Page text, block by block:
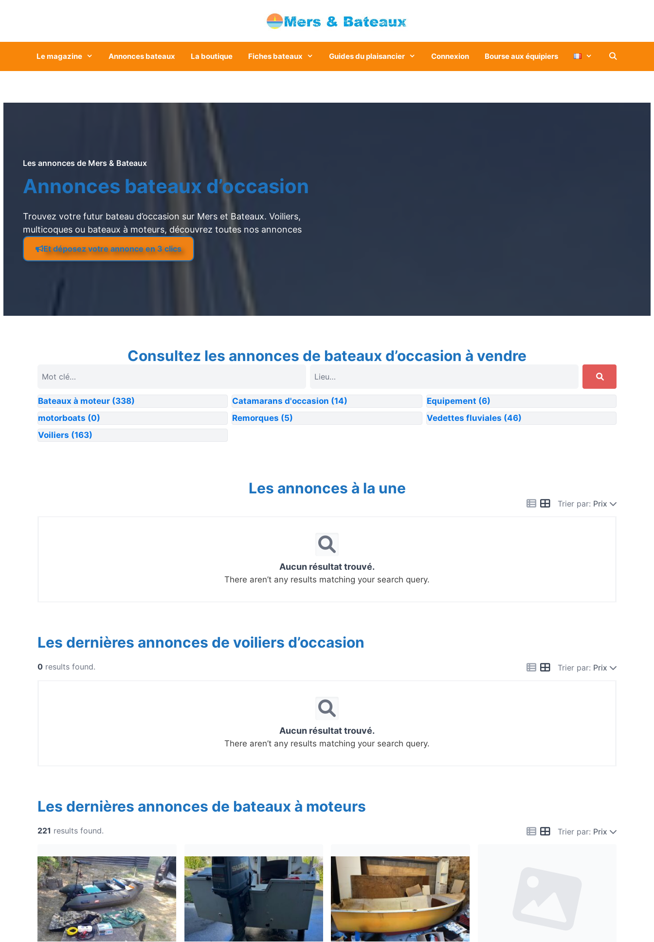
Le magazine Annonces bateaux La boutique Fiches bateaux Guides du plaisancier Connexion Bourse aux équipiers
Les annonces de Mers & Bateaux
Annonces bateaux d’occasion
Trouvez votre futur bateau d’occasion sur Mers et Bateaux. Voiliers,
multicoques ou bateaux à moteurs, découvrez toutes nos annonces
Et déposez votre annonce en 3 clics
Consultez les annonces de bateaux d’occasion à vendre
Bateaux à moteur (338) Catamarans d'occasion (14) Equipement (6)
motorboats (0) Remorques (5) Vedettes fluviales (46)
Voiliers (163)
Les annonces à la une
Trier par: Prix
Aucun résultat trouvé.
There aren’t any results matching your search query.
Les dernières annonces de voiliers d’occasion
Trier par: Prix
0 results found.
Aucun résultat trouvé.
There aren’t any results matching your search query.
Les dernières annonces de bateaux à moteurs
Trier par: Prix
221 results found.